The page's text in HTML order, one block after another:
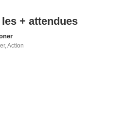
+ attendues
,Action